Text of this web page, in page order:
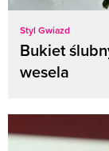
Styl Gwiazd
Bukiet
wesela